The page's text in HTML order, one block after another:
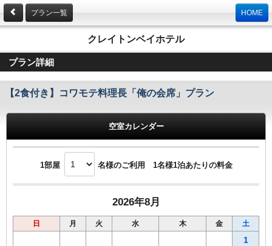
プラン一覧 HOME
クレイトンベイホテル
プラン詳細
【2食付き】コワモテ料理長「俺の会席」プラン
空室カレンダー
1部屋 名様のご利用 1名様1泊あたりの料金
2026年8月
日 月 火 水 木 金 土
1